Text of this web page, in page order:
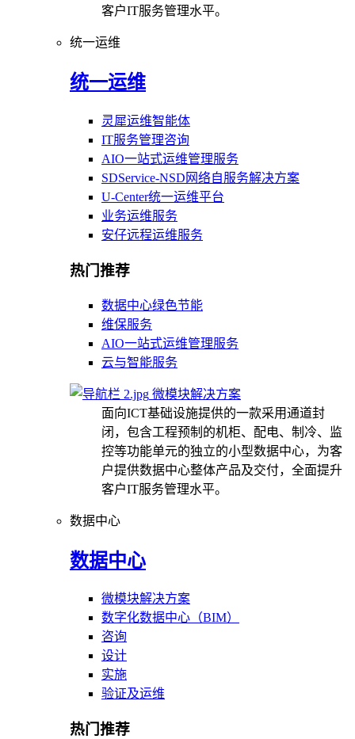
客户IT服务管理水平。
统一运维
统一运维
灵犀运维智能体
IT服务管理咨询
AIO一站式运维管理服务
SDService-NSD网络自服务解决方案
U-Center统一运维平台
业务运维服务
安仔远程运维服务
热门推荐
数据中心绿色节能
维保服务
AIO一站式运维管理服务
云与智能服务
微模块解决方案
面向ICT基础设施提供的一款采用通道封
闭，包含工程预制的机柜、配电、制冷、监
控等功能单元的独立的小型数据中心，为客
户提供数据中心整体产品及交付，全面提升
客户IT服务管理水平。
数据中心
数据中心
微模块解决方案
数字化数据中心（BIM）
咨询
设计
实施
验证及运维
热门推荐